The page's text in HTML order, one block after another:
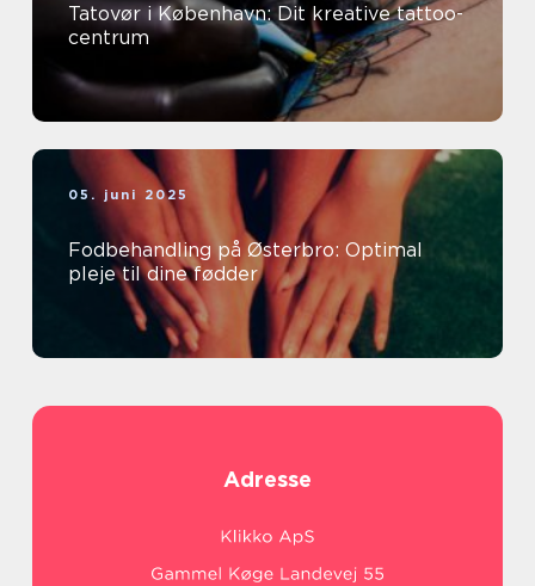
Tatovør i København: Dit kreative tattoo-
centrum
05. juni 2025
Fodbehandling på Østerbro: Optimal
pleje til dine fødder
Adresse